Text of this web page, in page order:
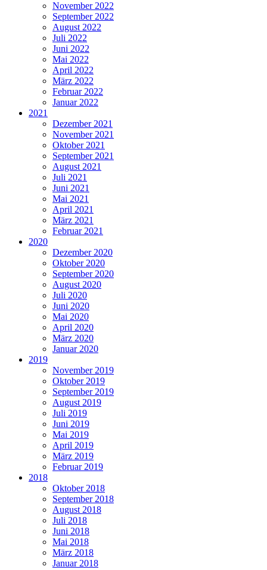
November 2022
September 2022
August 2022
Juli 2022
Juni 2022
Mai 2022
April 2022
März 2022
Februar 2022
Januar 2022
2021
Dezember 2021
November 2021
Oktober 2021
September 2021
August 2021
Juli 2021
Juni 2021
Mai 2021
April 2021
März 2021
Februar 2021
2020
Dezember 2020
Oktober 2020
September 2020
August 2020
Juli 2020
Juni 2020
Mai 2020
April 2020
März 2020
Januar 2020
2019
November 2019
Oktober 2019
September 2019
August 2019
Juli 2019
Juni 2019
Mai 2019
April 2019
März 2019
Februar 2019
2018
Oktober 2018
September 2018
August 2018
Juli 2018
Juni 2018
Mai 2018
März 2018
Januar 2018